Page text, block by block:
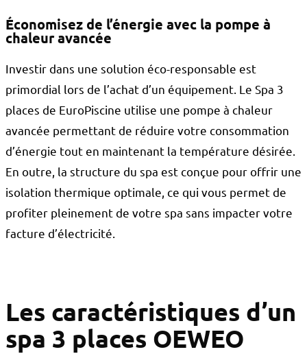
Économisez de l’énergie avec la pompe à
chaleur avancée
Investir dans une solution éco-responsable est
primordial lors de l’achat d’un équipement. Le Spa 3
places de EuroPiscine utilise une pompe à chaleur
avancée permettant de réduire votre consommation
d’énergie tout en maintenant la température désirée.
En outre, la structure du spa est conçue pour offrir une
isolation thermique optimale, ce qui vous permet de
profiter pleinement de votre spa sans impacter votre
facture d’électricité.
Les caractéristiques d’un
spa 3 places OEWEO